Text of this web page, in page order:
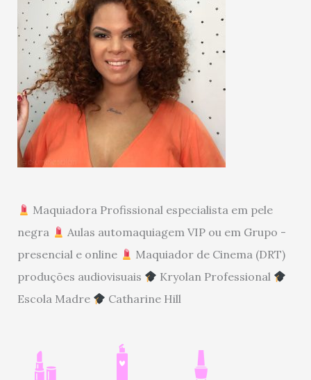
Maquiadora Profissional especialista em pele
negra
Aulas automaquiagem VIP ou em Grupo -
presencial e online
Maquiador de Cinema (DRT)
produções audiovisuais
Kryolan Professional
Escola Madre
Catharine Hill